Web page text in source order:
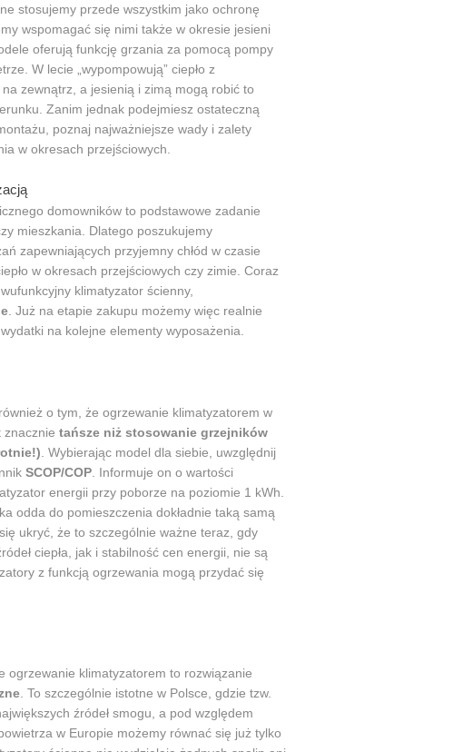
stosujemy przede wszystkim jako ochronę
wspomagać się nimi także w okresie jesieni
oferują funkcję grzania za pomocą pompy
W lecie „wypompowują” ciepło z
zewnątrz, a jesienią i zimą mogą robić to
Zanim jednak podejmiesz ostateczną
poznaj najważniejsze wady i zalety
w okresach przejściowych.
domowników to podstawowe zadanie
mieszkania. Dlatego poszukujemy
zapewniających przyjemny chłód w czasie
w okresach przejściowych czy zimie. Coraz
klimatyzator ścienny,
. Już na etapie zakupu możemy więc realnie
na kolejne elementy wyposażenia.
o tym, że ogrzewanie klimatyzatorem w
znacznie tańsze niż stosowanie grzejników
. Wybierając model dla siebie, uwzględnij
SCOP/COP . Informuje on o wartości
energii przy poborze na poziomie 1 kWh.
odda do pomieszczenia dokładnie taką samą
ukryć, że to szczególnie ważne teraz, gdy
ciepła, jak i stabilność cen energii, nie są
z funkcją ogrzewania mogą przydać się
ogrzewanie klimatyzatorem to rozwiązanie
. To szczególnie istotne w Polsce, gdzie tzw.
źródeł smogu, a pod względem
w Europie możemy równać się już tylko